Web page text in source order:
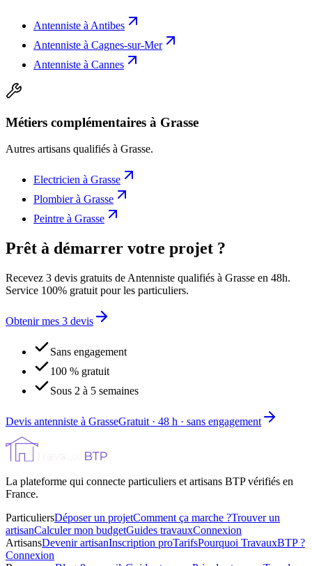
Antenniste à Antibes
Antenniste à Cagnes-sur-Mer
Antenniste à Cannes
Métiers complémentaires à Grasse
Autres artisans qualifiés à Grasse.
Electricien à Grasse
Plombierà Grasse
Peintre à Grasse
Prêt à démarrer votre projet ?
Recevez 3 devis gratuits de Antenniste qualifiés à Grasse en 48h.
Service 100% gratuit pour les particuliers.
Obtenir mes 3 devis
Sans engagement
100 % gratuit
Sous 2 à 5 semaines
Devis antenniste à GrasseGratuit · 48 h · sans engagement
La plateforme qui connecte particuliers et artisans BTP vérifiés en
France.
ParticuliersDéposer un projetComment ça marche ?Trouver un
artisanCalculer mon budgetGuides travauxConnexion
ArtisansDevenir artisanInscription proTarifsPourquoi TravauxBTP ?
Connexion